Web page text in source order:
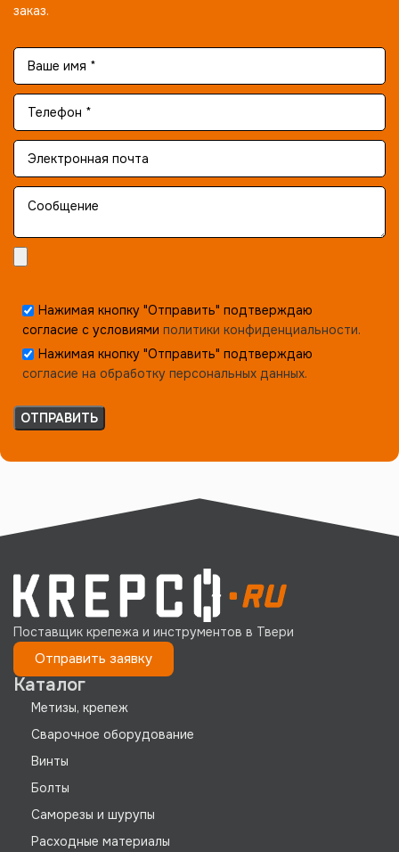
заказ.
Нажимая кнопку "Отправить" подтверждаю
согласие с условиями политики конфиденциальности.
Нажимая кнопку "Отправить" подтверждаю
согласие на обработку персональных данных.
Поставщик крепежа и инструментов в Твери
Отправить заявку
Каталог
Метизы, крепеж
Сварочное оборудование
Винты
Болты
Саморезы и шурупы
Расходные материалы